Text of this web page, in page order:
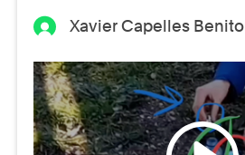
Xavier Capelles Benito